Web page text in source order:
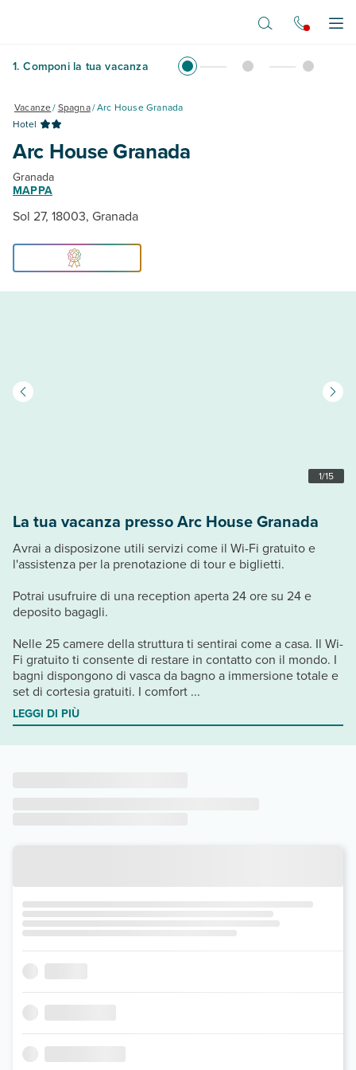
1. Componi la tua vacanza
Vacanze/Spagna/Arc House Granada
Hotel
Arc House Granada
Granada
MAPPA
Sol 27, 18003, Granada
1/15
La tua vacanza presso Arc House Granada
Avrai a disposizone utili servizi come il Wi-Fi gratuito e
l'assistenza per la prenotazione di tour e biglietti.
Potrai usufruire di una reception aperta 24 ore su 24 e
deposito bagagli.
Nelle 25 camere della struttura ti sentirai come a casa. Il Wi-
Fi gratuito ti consente di restare in contatto con il mondo. I
bagni dispongono di vasca da bagno a immersione totale e
set di cortesia gratuiti. I comfort ...
LEGGI DI PIÙ